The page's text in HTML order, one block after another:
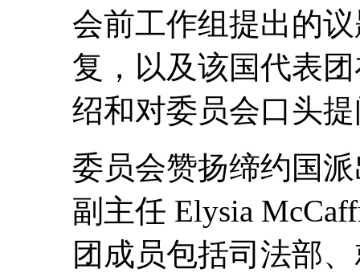
会前工作组提出的
复，以及该国代表
绍和对委员会口头
委员会赞扬缔约国
副主任 Elysia
团成员包括司法部